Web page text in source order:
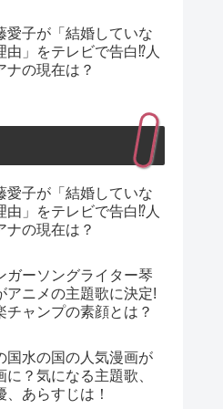
愛子が「結婚していな
由」をテレビで告白⁉人
ナの現在は？
愛子が「結婚していな
由」をテレビで告白⁉人
ナの現在は？
ガーソングライター琴
アニメの主題歌に決定!
チャンプの素顔とは？
国水の国の人気漫画が
に？気になる主題歌、
、あらすじは！